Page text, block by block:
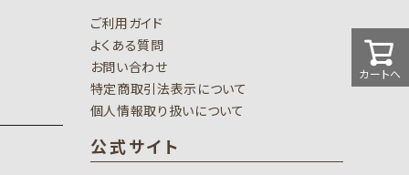
カートへ
ご利用ガイド
よくある質問
お問い合わせ
特定商取引法表示について
個人情報取り扱いについて
公式サイト